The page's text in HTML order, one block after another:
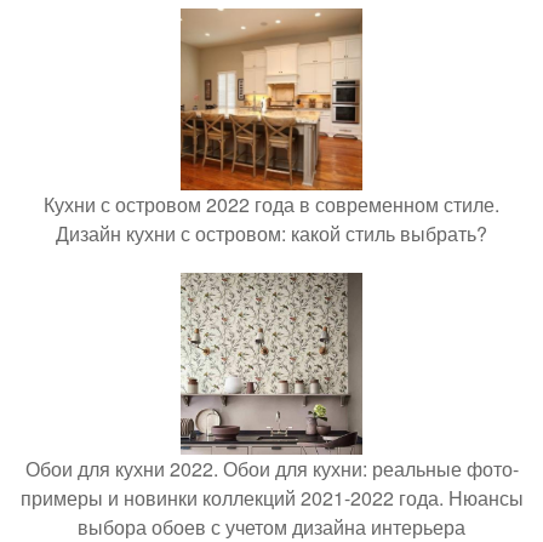
Кухни с островом 2022 года в современном стиле.
Дизайн кухни с островом: какой стиль выбрать?
Обои для кухни 2022. Обои для кухни: реальные фото-
примеры и новинки коллекций 2021-2022 года. Нюансы
выбора обоев с учетом дизайна интерьера